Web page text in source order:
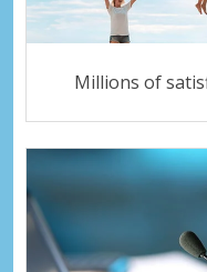
Millions of